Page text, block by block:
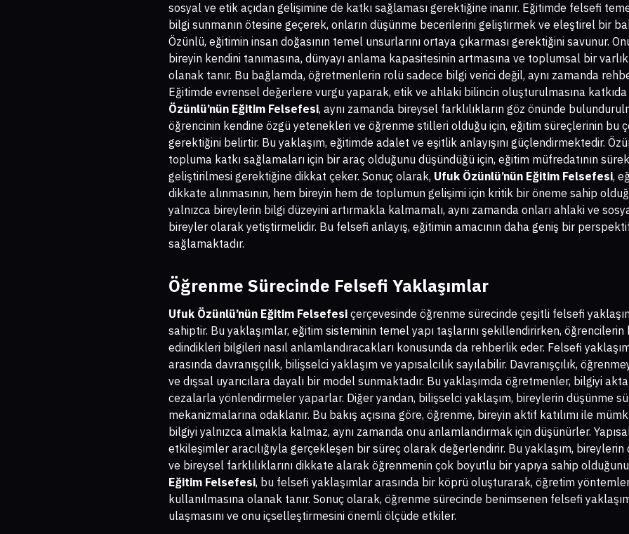
sosyal ve etik açıdan gelişimine de katkı sağlaması gerektiğine inanır. Eğitimde felsefi
bilgi sunmanın ötesine geçerek, onların düşünme becerilerini geliştirmek ve eleştirel bir
Özünlü, eğitimin insan doğasının temel unsurlarını ortaya çıkarması gerektiğini savunur.
bireyin kendini tanımasına, dünyayı anlama kapasitesinin artmasına ve toplumsal bir
olanak tanır. Bu bağlamda, öğretmenlerin rolü sadece bilgi verici değil, aynı zamanda
Eğitimde evrensel değerlere vurgu yaparak, etik ve ahlaki bilincin oluşturulmasına
Özünlü’nün Eğitim Felsefesi, aynı zamanda bireysel farklılıkların göz önünde
öğrencinin kendine özgü yetenekleri ve öğrenme stilleri olduğu için, eğitim süreçlerinin bu
gerektiğini belirtir. Bu yaklaşım, eğitimde adalet ve eşitlik anlayışını güçlendirmektedir.
topluma katkı sağlamaları için bir araç olduğunu düşündüğü için, eğitim müfredatının
geliştirilmesi gerektiğine dikkat çeker. Sonuç olarak, Ufuk Özünlü’nün Eğitim Felsefesi,
dikkate alınmasının, hem bireyin hem de toplumun gelişimi için kritik bir öneme sahip
yalnızca bireylerin bilgi düzeyini artırmakla kalmamalı, aynı zamanda onları ahlaki ve
bireyler olarak yetiştirmelidir. Bu felsefi anlayış, eğitimin amacının daha geniş bir
sağlamaktadır.
Öğrenme Sürecinde Felsefi Yaklaşımlar
Ufuk Özünlü’nün Eğitim Felsefesi çerçevesinde öğrenme sürecinde çeşitli felsefi
sahiptir. Bu yaklaşımlar, eğitim sisteminin temel yapı taşlarını şekillendirirken, öğrencilerin
edindikleri bilgileri nasıl anlamlandıracakları konusunda da rehberlik eder. Felsefi
arasında davranışçılık, bilişselci yaklaşım ve yapısalcılık sayılabilir. Davranışçılık,
ve dışsal uyarıcılara dayalı bir model sunmaktadır. Bu yaklaşımda öğretmenler, bilgiyi
cezalarla yönlendirmeler yaparlar. Diğer yandan, bilişselci yaklaşım, bireylerin düşünme
mekanizmalarına odaklanır. Bu bakış açısına göre, öğrenme, bireyin aktif katılımı ile
bilgiyi yalnızca almakla kalmaz, aynı zamanda onu anlamlandırmak için düşünürler.
etkileşimler aracılığıyla gerçekleşen bir süreç olarak değerlendirir. Bu yaklaşım,
ve bireysel farklılıklarını dikkate alarak öğrenmenin çok boyutlu bir yapıya sahip
Eğitim Felsefesi, bu felsefi yaklaşımlar arasında bir köprü oluşturarak, öğretim
kullanılmasına olanak tanır. Sonuç olarak, öğrenme sürecinde benimsenen felsefi
ulaşmasını ve onu içselleştirmesini önemli ölçüde etkiler.